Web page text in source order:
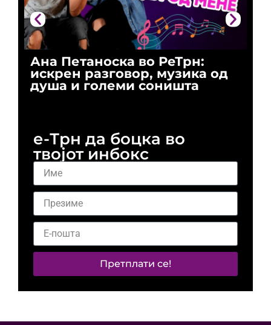
Ана Петаноска во РеТрн:
искрен разговор, музика од
душа и големи соништа
е-Трн да боцка во
твојот инбокс
Претплати се!